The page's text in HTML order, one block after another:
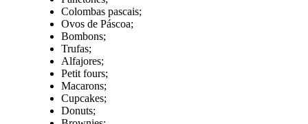
Colombas pascais;
Ovos de Páscoa;
Bombons;
Trufas;
Alfajores;
Petit fours;
Macarons;
Cupcakes;
Donuts;